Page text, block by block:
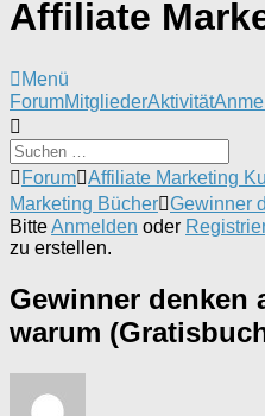
Affiliate
Menü
Forum-
Navigation
ForumMitgliederAktivität
Forum-
Breadcrumbs
-
Du
bist
Forum Affiliate Marketing
Marketing Bücher Gewinner
BitteAnmelden oder
zu erstellen.
Gewinner denken
warum